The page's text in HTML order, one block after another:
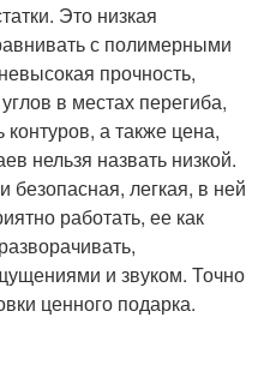
Это низкая
с полимерными
прочность,
в местах перегиба,
контуров, а также цена,
нельзя назвать низкой.
безопасная, легкая, в ней
работать, ее как
и звуком. Точно
ценного подарка.